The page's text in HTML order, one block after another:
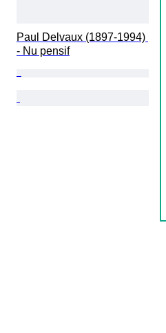
Paul Delvaux (1897-1994)
- Nu pensif